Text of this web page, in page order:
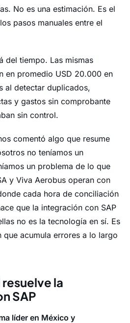
No es una estimación. Es el
pasos manuales entre el
del tiempo. Las mismas
en promedio USD 20.000 en
al detectar duplicados,
y gastos sin comprobante
sin control.
comentó algo que resume
no teníamos un
un problema de lo que
y Viva Aerobus operan con
cada hora de conciliación
que la integración con SAP
no es la tecnología en sí. Es
acumula errores a lo largo
la
SAP
líder en México y